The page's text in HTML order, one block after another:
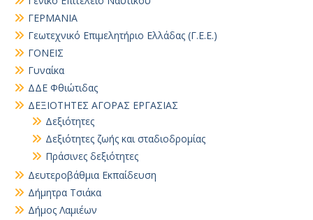
ΓΕΡΜΑΝΙΑ
Γεωτεχνικό Επιμελητήριο Ελλάδας (Γ.Ε.Ε.)
ΓΟΝΕΙΣ
Γυναίκα
ΔΔΕ Φθιώτιδας
ΔΕΞΙΟΤΗΤΕΣ ΑΓΟΡΑΣ ΕΡΓΑΣΙΑΣ
Δεξιότητες
Δεξιότητες ζωής και σταδιοδρομίας
Πράσινες δεξιότητες
Δευτεροβάθμια Εκπαίδευση
Δήμητρα Τσιάκα
Δήμος Λαμιέων